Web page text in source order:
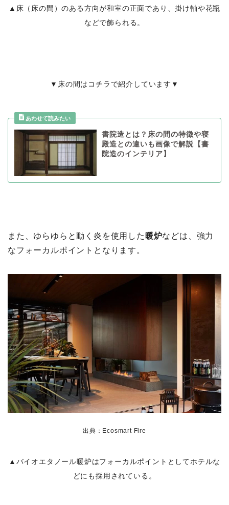
▲床（床の間）のある方向が和室の正面であり、掛け軸や花瓶
などで飾られる。
▼床の間はコチラで紹介しています▼
書院造とは？床の間の特徴や寝
殿造との違いも画像で解説【書
院造のインテリア】
また、ゆらゆらと動く炎を使用した 暖炉などは、強力
なフォーカルポイントとなります。
出典：Ecosmart Fire
▲バイオエタノール暖炉はフォーカルポイントとしてホテルな
どにも採用されている。